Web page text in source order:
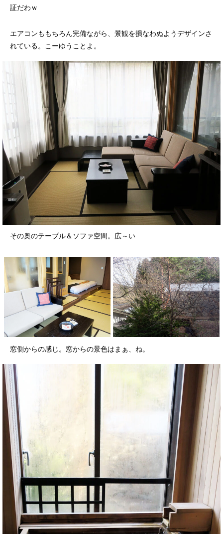
証だわｗ
エアコンももちろん完備ながら、景観を損なわぬようデザインさ
れている。こーゆうことよ。
その奥のテーブル＆ソファ空間。広～い
窓側からの感じ。窓からの景色はまぁ、ね。